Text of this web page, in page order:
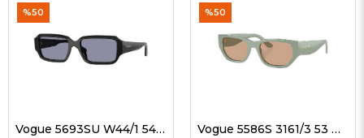
Vogue 5693SU W44/1 54 G Unisex Güneş Gözlükleri
%50
Vogue 5586S 3161/3 53 G Kadın Güneş Gözlükleri
%50